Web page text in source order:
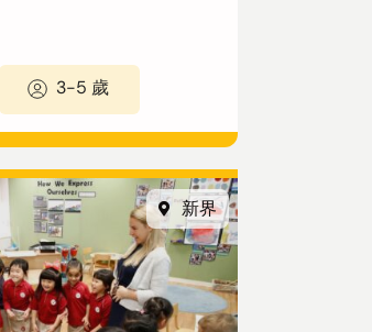
3-5 歲
新界